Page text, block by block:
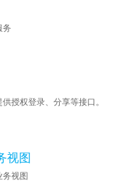
务
授权登录、分享等接口。
视图
视图